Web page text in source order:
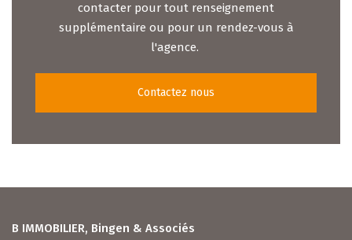
contacter pour tout renseignement
supplémentaire ou pour un rendez-vous à
l'agence.
Contactez nous
B IMMOBILIER, Bingen & Associés